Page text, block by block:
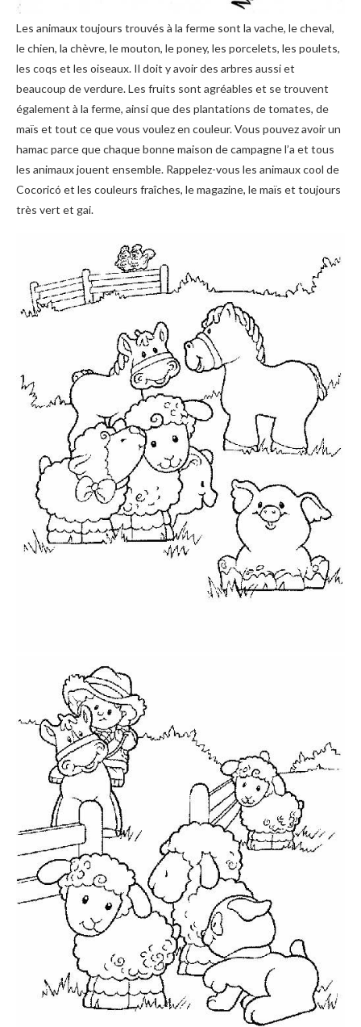
Les animaux toujours trouvés à la ferme sont la vache, le cheval,
le chien, la chèvre, le mouton, le poney, les porcelets, les poulets,
les coqs et les oiseaux. Il doit y avoir des arbres aussi et
beaucoup de verdure. Les fruits sont agréables et se trouvent
également à la ferme, ainsi que des plantations de tomates, de
maïs et tout ce que vous voulez en couleur. Vous pouvez avoir un
hamac parce que chaque bonne maison de campagne l’a et tous
les animaux jouent ensemble. Rappelez-vous les animaux cool de
Cocoricó et les couleurs fraîches, le magazine, le maïs et toujours
très vert et gai.